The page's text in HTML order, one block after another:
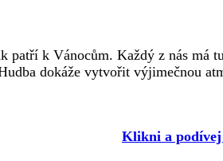
patří k Vánocům. Každý z nás
dokáže vytvořit výjimečnou
Klikni a podívej